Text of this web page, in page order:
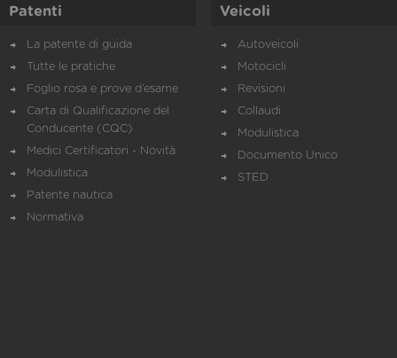
Patenti
La patente di guida
Tutte le pratiche
Foglio rosa e prove d’esame
Carta di Qualificazione del
Conducente (CQC)
Medici Certificatori - Novità
Modulistica
Patente nautica
Normativa
Veicoli
Autoveicoli
Motocicli
Revisioni
Collaudi
Modulistica
Documento Unico
STED